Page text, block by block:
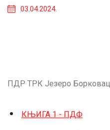
03.04.2024.
ПДР ТРК Језеро
КЊИГА 1 - ПДФ